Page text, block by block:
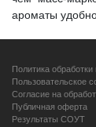
ароматы
Политика
Пользовательское
Согласие на
Публичная оферта
Результаты СОУТ